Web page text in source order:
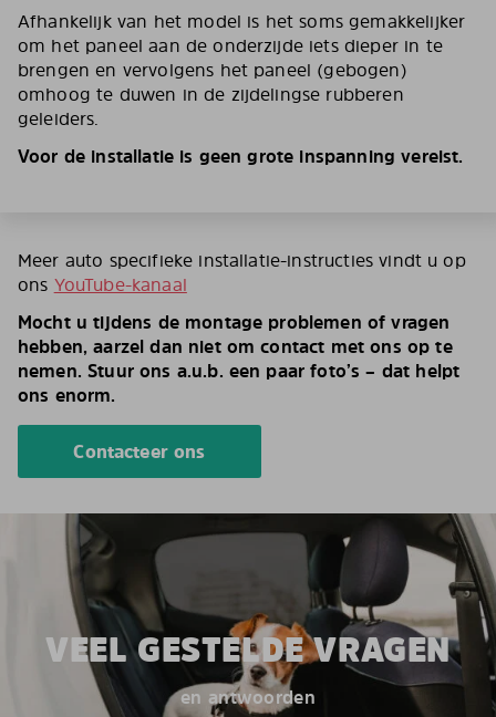
Afhankelijk van het model is het soms gemakkelijker
om het paneel aan de onderzijde iets dieper in te
brengen en vervolgens het paneel (gebogen)
omhoog te duwen in de zijdelingse rubberen
geleiders.
Voor de installatie is geen grote inspanning vereist.
Meer auto specifieke installatie-instructies vindt u op
ons YouTube-kanaal
Mocht u tijdens de montage problemen of vragen
hebben, aarzel dan niet om contact met ons op te
nemen. Stuur ons a.u.b. een paar foto’s – dat helpt
ons enorm.
Contacteer ons
VEEL GESTELDE VRAGEN
en antwoorden